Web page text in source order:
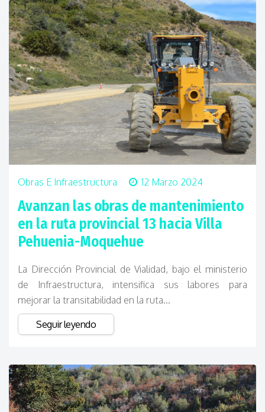
Obras E Infraestructura 12 Marzo 2024
Avanzan las obras de mantenimiento
en la ruta provincial 13 hacia Villa
Pehuenia-Moquehue
La Dirección Provincial de Vialidad, bajo el ministerio
de Infraestructura, intensifica sus labores para
mejorar la transitabilidad en la ruta...
Seguir leyendo